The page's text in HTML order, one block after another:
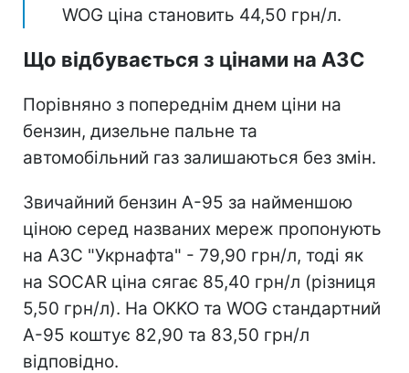
WOG ціна становить 44,50 грн/л.
Що відбувається з цінами на АЗС
Порівняно з попереднім днем ціни на
бензин, дизельне пальне та
автомобільний газ залишаються без змін.
Звичайний бензин А-95 за найменшою
ціною серед названих мереж пропонують
на АЗС "Укрнафта" - 79,90 грн/л, тоді як
на SOCAR ціна сягає 85,40 грн/л (різниця
5,50 грн/л). На OKKO та WOG стандартний
А-95 коштує 82,90 та 83,50 грн/л
відповідно.